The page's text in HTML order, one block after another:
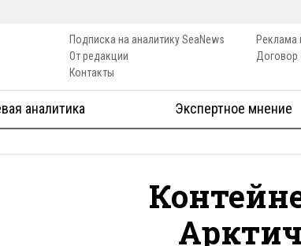
Подписка на аналитику SeaNews
От редакции
Контакты
Реклама
Договор
аналитика Экспертное мнение